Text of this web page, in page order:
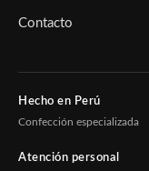
Contacto
Hecho en Perú
Confección especializada
Atención personal